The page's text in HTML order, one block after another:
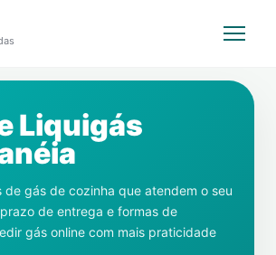
Liquigás
de gás de cozinha que atendem o seu
de entrega e formas de
gás online com mais praticidade